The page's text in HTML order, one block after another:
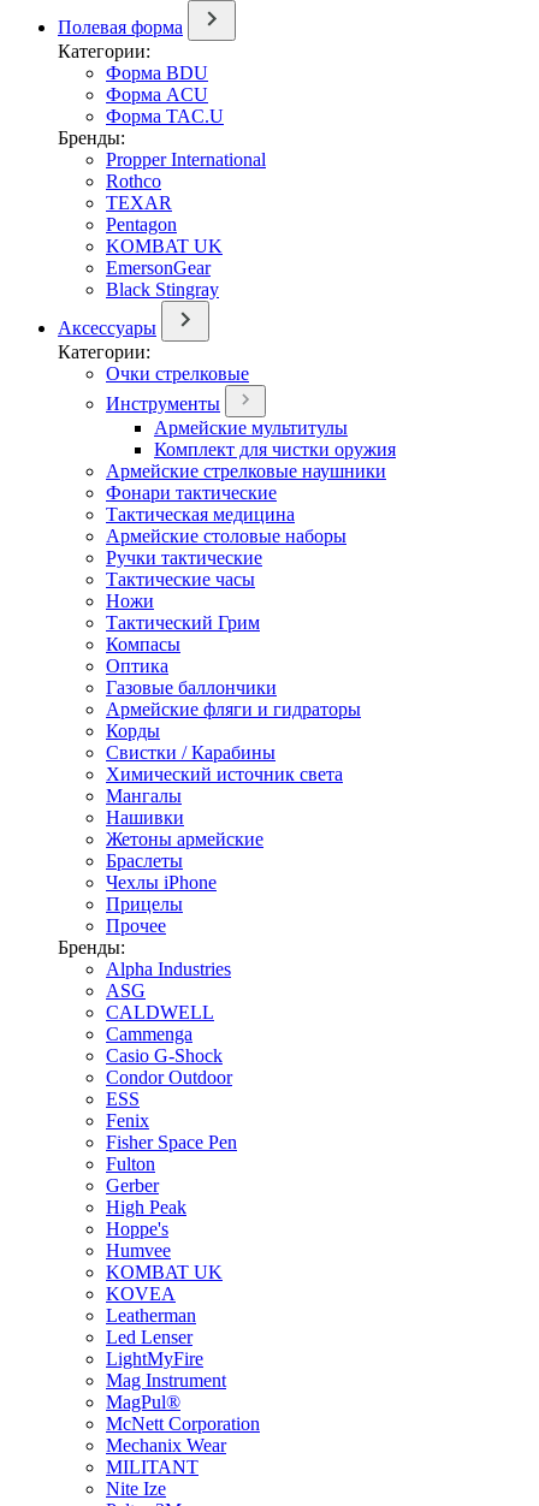
Полевая форма
Категории:
Форма BDU
Форма ACU
Форма TAC.U
Бренды:
Propper International
Rothco
TEXAR
Pentagon
KOMBAT UK
EmersonGear
Black Stingray
Аксессуары
Категории:
Очки стрелковые
Инструменты
Армейские мультитулы
Комплект для чистки оружия
Армейские стрелковые наушники
Фонари тактические
Тактическая медицина
Армейские столовые наборы
Ручки тактические
Тактические часы
Ножи
Тактический Грим
Компасы
Оптика
Газовые баллончики
Армейские фляги и гидраторы
Корды
Свистки / Карабины
Химический источник света
Мангалы
Нашивки
Жетоны армейские
Браслеты
Чехлы iPhone
Прицелы
Прочее
Бренды:
Alpha Industries
ASG
CALDWELL
Cammenga
Casio G-Shock
Condor Outdoor
ESS
Fenix
Fisher Space Pen
Fulton
Gerber
High Peak
Hoppe's
Humvee
KOMBAT UK
KOVEA
Leatherman
Led Lenser
LightMyFire
Mag Instrument
MagPul®
McNett Corporation
Mechanix Wear
MILITANT
Nite Ize